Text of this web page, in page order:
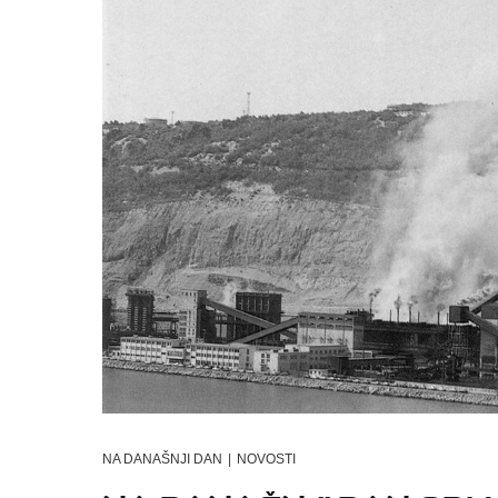
NA DANAŠNJI DAN NOVOSTI